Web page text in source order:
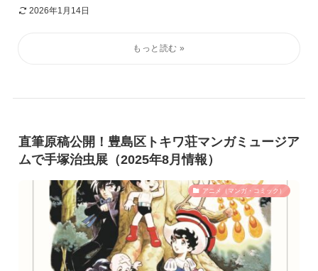
2026年1月14日
直筆原稿公開！豊島区トキワ荘マンガミュージア
ムで手塚治虫展（2025年8月情報）
アニメ（マンガ・コミック）